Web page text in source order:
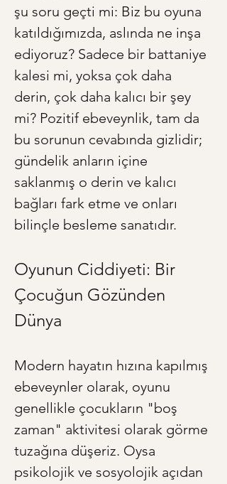
şu soru geçti mi: Biz bu oyuna
katıldığımızda, aslında ne inşa
ediyoruz? Sadece bir battaniye
kalesi mi, yoksa çok daha
derin, çok daha kalıcı bir şey
mi? Pozitif ebeveynlik, tam da
bu sorunun cevabında gizlidir;
gündelik anların içine
saklanmış o derin ve kalıcı
bağları fark etme ve onları
bilinçle besleme sanatıdır.
Oyunun Ciddiyeti: Bir
Çocuğun Gözünden
Dünya
Modern hayatın hızına kapılmış
ebeveynler olarak, oyunu
genellikle çocukların "boş
zaman" aktivitesi olarak görme
tuzağına düşeriz. Oysa
psikolojik ve sosyolojik açıdan